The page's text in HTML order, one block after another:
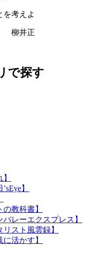
を考えよ
柳井正
で探す
】
教科書】
レーエクスプレス】
スト風雲録】
活かす】